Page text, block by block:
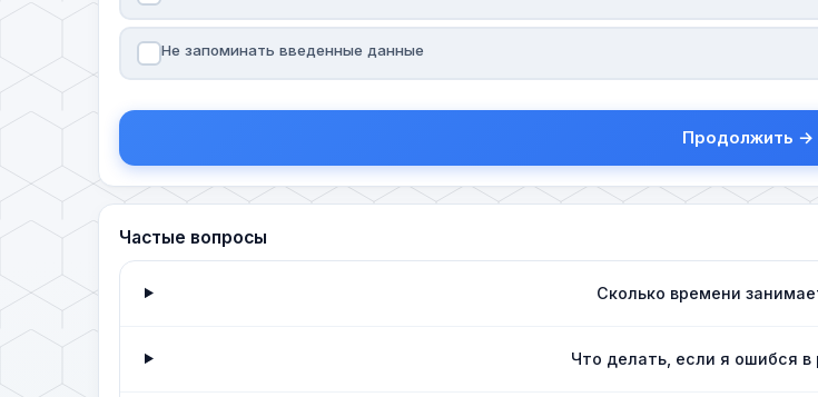
Не запоминать введенные данные
Продолжить →
Частые вопросы
Сколько времени
Что делать, если я ошибся в